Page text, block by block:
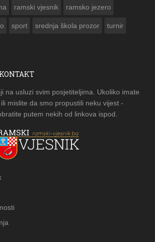
ramski vjesnik ramsko jezero
sport srednja škola prozor turnir
na usluzi svim posjetiteljima. Ukoliko imate
mislite da smo propustili neku vijest -
putem nekih od linkova ispod.